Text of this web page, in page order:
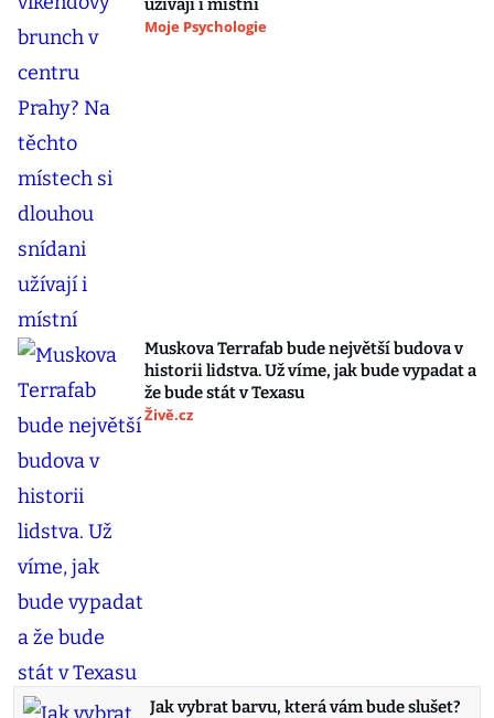
užívají i místní
Moje Psychologie
Muskova Terrafab bude největší budova v
historii lidstva. Už víme, jak bude vypadat a
že bude stát v Texasu
Živě.cz
Jak vybrat barvu, která vám bude slušet?